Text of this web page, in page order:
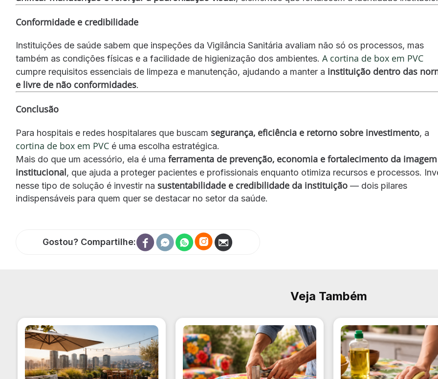
Conformidade e credibilidade
Instituições de saúde sabem que inspeções da Vigilância Sanitária avaliam não só os processos, mas
também as condições físicas e a facilidade de higienização dos ambientes. A cortina de box em PVC
cumpre requisitos essenciais de limpeza e manutenção, ajudando a manter a instituição dentro das
e livre de não conformidades.
Conclusão
Para hospitais e redes hospitalares que buscam segurança, eficiência e retorno sobre investimento, a
cortina de box em PVC é uma escolha estratégica.
Mais do que um acessório, ela é uma ferramenta de prevenção, economia e fortalecimento da imagem
institucional, que ajuda a proteger pacientes e profissionais enquanto otimiza recursos e processos.
nesse tipo de solução é investir na sustentabilidade e credibilidade da instituição — dois pilares
indispensáveis para quem quer se destacar no setor da saúde.
Gostou? Compartilhe:
Veja Também